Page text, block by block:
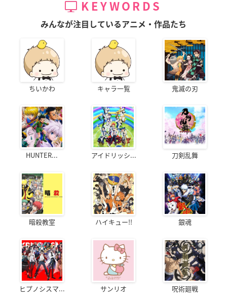
KEYWORDS
みんなが注目しているアニメ・作品たち
ちいかわ キャラ一覧 鬼滅の刃
HUNTER... アイドリッシ... 刀剣乱舞
暗殺教室 ハイキュー!! 銀魂
ヒプノシスマ... サンリオ 呪術廻戦